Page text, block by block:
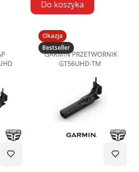
Do koszyka
Okazja
Bestseller